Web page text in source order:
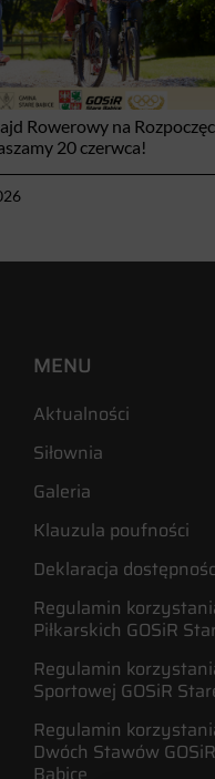
Rowerowy na
20 czerwca!
MENU
Aktualności
Siłownia
Galeria
Klauzula poufności
Deklaracja
Regulamin
Piłkarskich GOSiR
Regulamin
Sportowej GOSiR
Regulamin
Dwóch Stawów